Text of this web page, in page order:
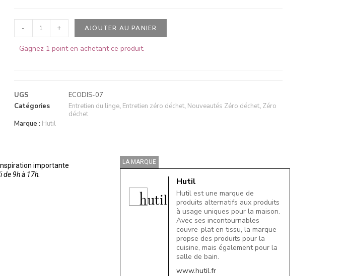
- + AJOUTER AU PANIER
Gagnez 1 point en achetant ce produit.
UGS
ECODIS-07
Catégories
Entretien du linge, Entretien zéro déchet, Nouveautés Zéro déchet, Zéro
déchet
Marque : Hutil
importante
9h à 17h.
LA MARQUE
Hutil
Hutil est une marque de
produits alternatifs aux produits
à usage uniques pour la maison.
Avec ses incontournables
couvre-plat en tissu, la marque
propse des produits pour la
cuisine, mais également pour la
salle de bain.
www.hutil.fr